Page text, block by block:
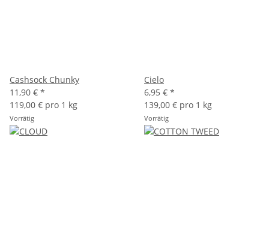
Cashsock Chunky
11,90 € *
119,00 € pro 1 kg
Vorrätig
Cielo
6,95 € *
139,00 € pro 1 kg
Vorrätig